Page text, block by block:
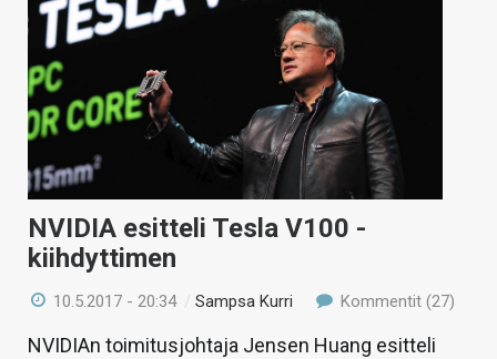
NVIDIA esitteli Tesla V100 -
kiihdyttimen
10.5.2017 - 20:34 /Sampsa Kurri Kommentit (27)
NVIDIAn toimitusjohtaja Jensen Huang esitteli